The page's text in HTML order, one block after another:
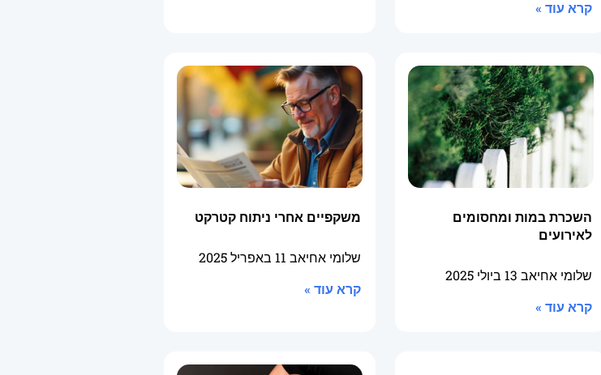
קרא עוד »
השכרת במות ומחסומים
לאירועים
שלומי אחיאב 13 ביולי 2025
קרא עוד »
משקפיים אחרי ניתוח קטרקט
שלומי אחיאב 11 באפריל 2025
קרא עוד »